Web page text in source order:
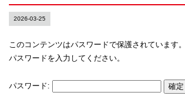
2026-03-25
このコンテンツはパスワードで保護されています
パスワードを入力してください。
パスワード: